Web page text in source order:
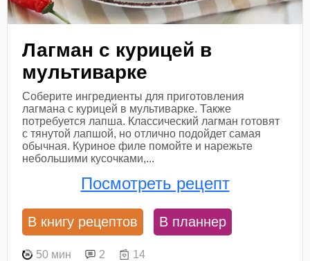
Лагман с курицей в
мультиварке
Соберите ингредиенты для приготовления
лагмана с курицей в мультиварке. Также
потребуется лапша. Классический лагман готовят
с тянутой лапшой, но отлично подойдет самая
обычная. Куриное филе помойте и нарежьте
небольшими кусочками,...
Посмотреть рецепт
В книгу рецептов В планнер
50 мин 2 14